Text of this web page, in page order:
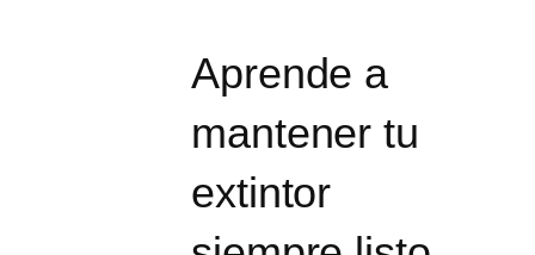
Aprende a
mantener tu
extintor